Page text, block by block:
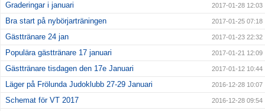
Graderingar i januari 2017-01-28 12:03
Bra start på nybörjarträningen 2017-01-25 07:18
Gästtränare 24 jan 2017-01-23 22:32
Populära gästtränare 17 januari 2017-01-21 12:09
Gästtränare tisdagen den 17e Januari 2017-01-12 10:44
Läger på Frölunda Judoklubb 27-29 Januari 2016-12-28 10:07
Schemat för VT 2017 2016-12-28 09:54